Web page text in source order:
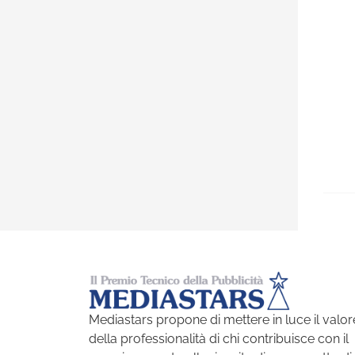
Mediastars propone di mettere in luce il
della professionalità di chi contribuisce con il